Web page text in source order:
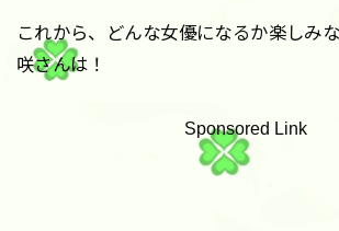
これから、どんな女優になるか楽しみ
咲さんは！
Sponsored Link